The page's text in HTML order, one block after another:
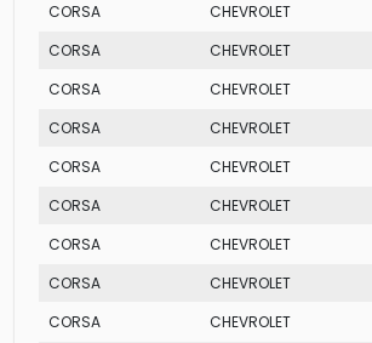
CORSA CHEVROLET
CORSA
CHEVROLET
CORSA
CHEVROLET
CORSA
CHEVROLET
CORSA
CHEVROLET
CORSA
CHEVROLET
CORSA
CHEVROLET
CORSA
CHEVROLET
CORSA
CHEVROLET